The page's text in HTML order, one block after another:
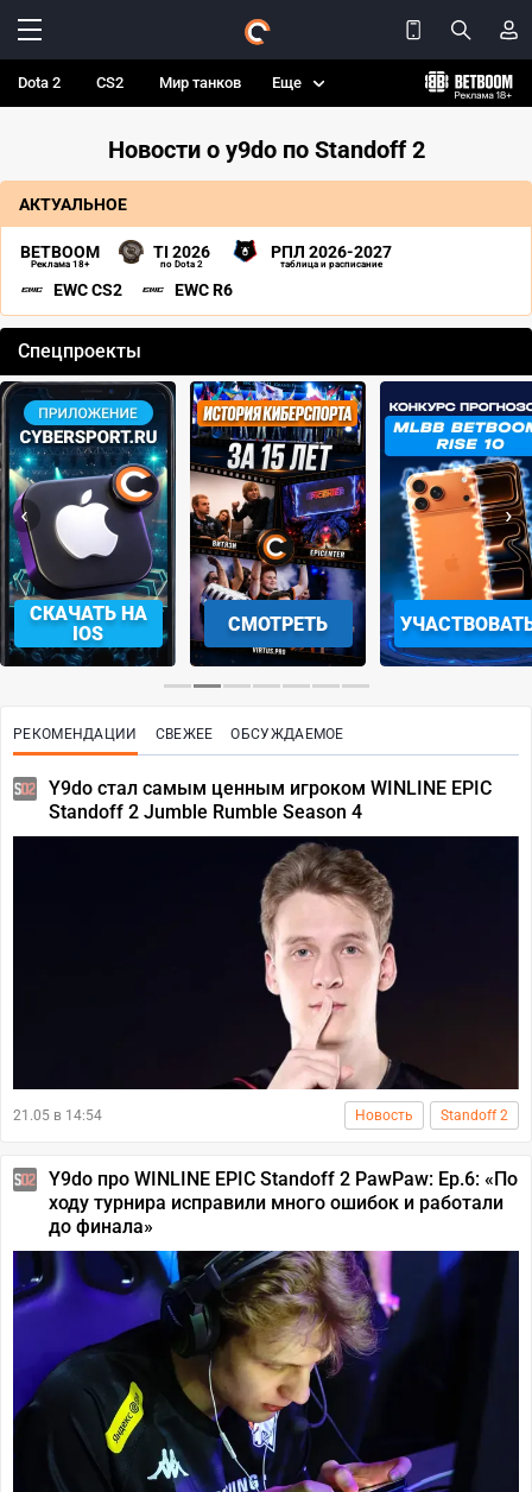
Dota 2 CS2 Мир танков Еще
Новости о y9do по Standoff 2
АКТУАЛЬНОЕ
BETBOOM
Реклама 18+
TI 2026
по Dota 2
РПЛ 2026-2027
таблица и расписание
EWC CS2 EWC R6
Спецпроекты
СМОТРЕТЬ УЧАСТВОВАТЬ ЗАБРАТЬ
‹ ›
РЕКОМЕНДАЦИИ СВЕЖЕЕ ОБСУЖДАЕМОЕ
Y9do стал самым ценным игроком WINLINE EPIC
Standoff 2 Jumble Rumble Season 4
21.05 в 14:54 Новость Standoff 2
Y9do про WINLINE EPIC Standoff 2 PawPaw: Ep.6: «По
ходу турнира исправили много ошибок и работали
до финала»